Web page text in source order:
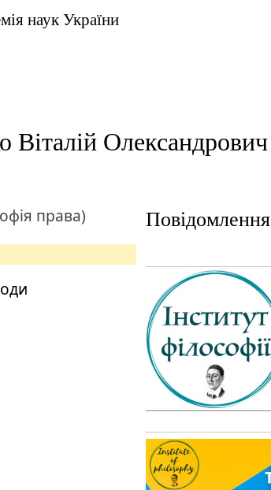
наук України
Віталій Олександрович
права) Повідомлення